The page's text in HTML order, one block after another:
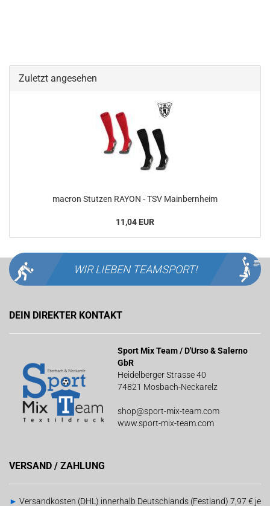
Zuletzt angesehen
macron Stutzen RAYON - TSV Mainbernheim
11,04 EUR
WIR LIEBEN TEAMSPORT!
DEIN DIREKTER KONTAKT
Sport Mix Team / D'Urso & Salerno
GbR
Heidelberger Strasse 40
74821 Mosbach-Neckarelz
shop@sport-mix-team.com
www.sport-mix-team.com
VERSAND / ZAHLUNG
► Versandkosten (DHL) innerhalb Deutschlands (Festland) 7,97 € je